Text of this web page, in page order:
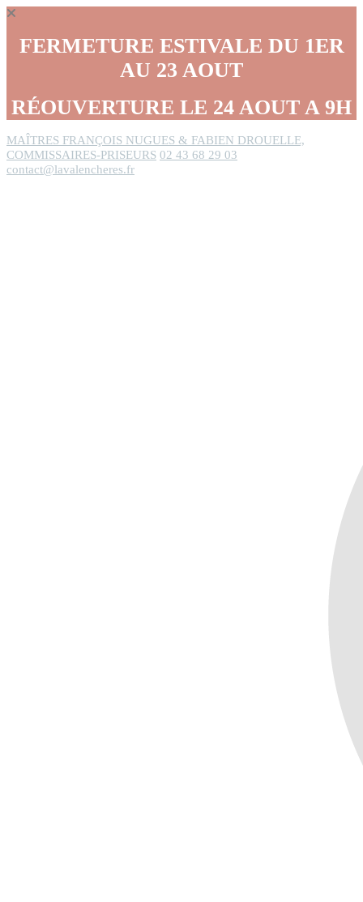
FERMETURE ESTIVALE DU 1ER
AU 23 AOUT
RÉOUVERTURE LE 24 AOUT A 9H
MAÎTRES FRANÇOIS NUGUES & FABIEN DROUELLE,
COMMISSAIRES-PRISEURS 02 43 68 29 03
contact@lavalencheres.fr
Panneau de gestion des cookies